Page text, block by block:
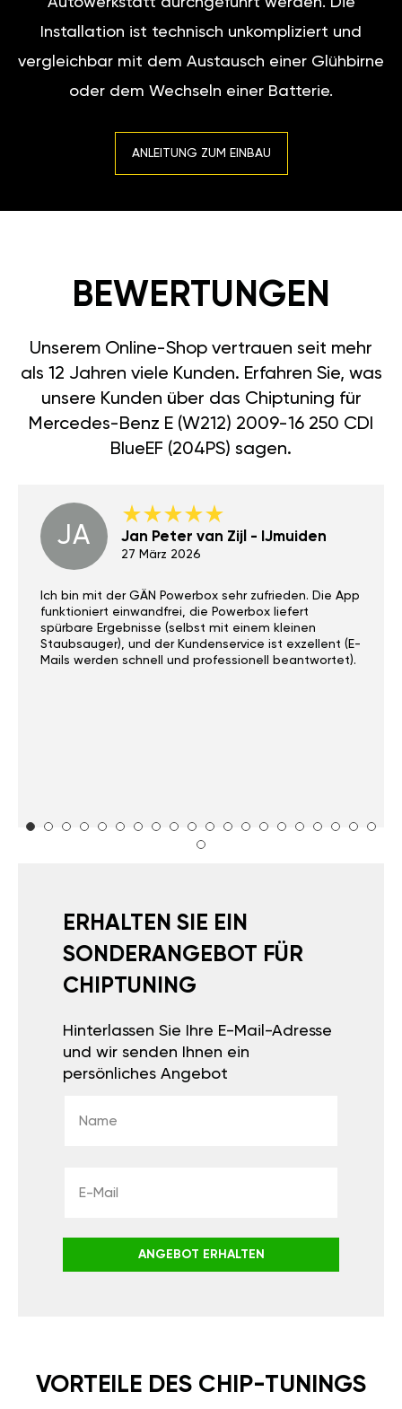
Installation ist technisch unkompliziert und
vergleichbar mit dem Austausch einer Glühbirne
oder dem Wechseln einer Batterie.
ANLEITUNG ZUM EINBAU
BEWERTUNGEN
Unserem Online-Shop vertrauen seit mehr
als 12 Jahren viele Kunden. Erfahren Sie, was
unsere Kunden über das Chiptuning für
Mercedes-Benz E (W212) 2009-16 250 CDI
BlueEF (204PS) sagen.
JA Jan Peter van Zijl - IJmuiden
27 März 2026
Ich bin mit der GÄN Powerbox sehr zufrieden. Die App
funktioniert einwandfrei, die Powerbox liefert
spürbare Ergebnisse (selbst mit einem kleinen
Staubsauger), und der Kundenservice ist exzellent (E-
Mails werden schnell und professionell beantwortet).
ERHALTEN SIE EIN
SONDERANGEBOT FÜR
CHIPTUNING
Hinterlassen Sie Ihre E-Mail-Adresse
und wir senden Ihnen ein
persönliches Angebot
ANGEBOT ERHALTEN
VORTEILE DES CHIP-TUNINGS